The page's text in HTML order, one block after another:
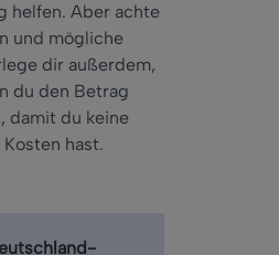
helfen. Aber achte
und mögliche
dir außerdem,
du den Betrag
damit du keine
hast.